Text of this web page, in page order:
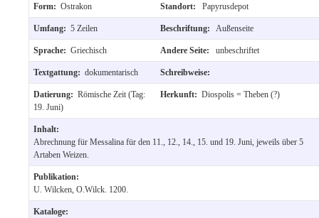
Form: Ostrakon Standort: Papyrusdepot
Umfang: 5 Zeilen Beschriftung: Außenseite
Sprache: Griechisch Andere Seite: unbeschriftet
Textgattung: dokumentarisch Schreibweise:
Datierung: Römische Zeit (Tag:
19. Juni)
Herkunft: Diospolis = Theben (?)
Inhalt:
Abrechnung für Messalina für den 11., 12., 14., 15. und 19. Juni, jeweils über 5
Artaben Weizen.
Publikation:
U. Wilcken, O.Wilck. 1200.
Kataloge: